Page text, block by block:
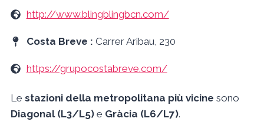
http://www.blingblingbcn.com/
Costa Breve : Carrer Aribau, 230
https://grupocostabreve.com/
Le stazioni della metropolitana più vicine sono
Diagonal (L3/L5)e Gràcia (L6/L7).